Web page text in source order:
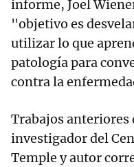
informe, Joel
"objetivo es
utilizar lo que
patología para
contra la
Trabajos
investigador del
Temple y autor